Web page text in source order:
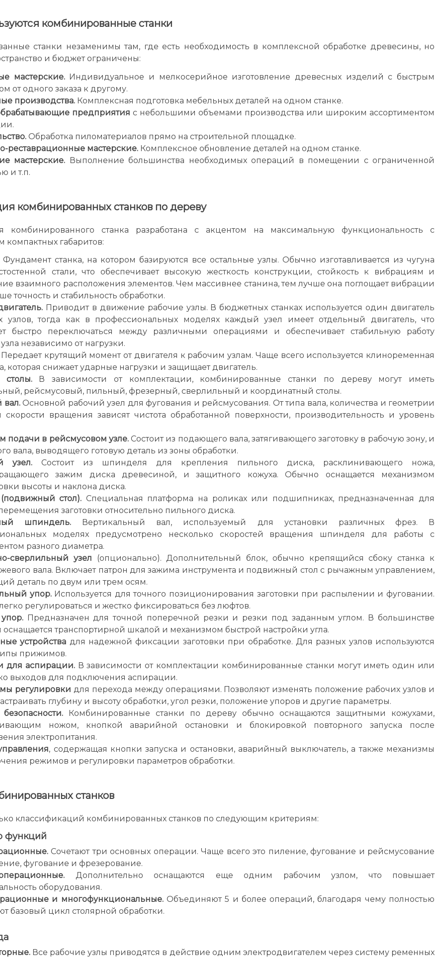
комбинированные станки
станки незаменимы там, где есть необходимость в комплексной обработке древесины, но
и бюджет ограничены:
мастерские.Индивидуальное и мелкосерийное изготовление древесных изделий с быстрым
от одного заказа к другому.
производства. Комплексная подготовка мебельных деталей на одном станке.
предприятия с небольшими объемами производства или широким ассортиментом
Обработка пиломатериалов прямо на строительной площадке.
реставрационные мастерские. Комплексное обновление деталей на одном станке.
мастерские. Выполнение большинства необходимых операций в помещении с ограниченной
и т.п.
комбинированных станков по дереву
комбинированного станка разработана с акцентом на максимальную функциональность с
компактных габаритов:
Фундамент станка, на котором базируются все остальные узлы. Обычно изготавливается из чугуна
стали, что обеспечивает высокую жесткость конструкции, стойкость к вибрациям и
взаимного расположения элементов. Чем массивнее станина, тем лучше она поглощает вибрации
точность и стабильность обработки.
Приводит в движение рабочие узлы. В бюджетных станках используется один двигатель
узлов, тогда как в профессиональных моделях каждый узел имеет отдельный двигатель, что
быстро переключаться между различными операциями и обеспечивает стабильную работу
независимо от нагрузки.
Передает крутящий момент от двигателя к рабочим узлам. Чаще всего используется клиноременная
которая снижает ударные нагрузки и защищает двигатель.
столы.В зависимости от комплектации, комбинированные станки по дереву могут иметь
рейсмусовый, пильный, фрезерный, сверлильный и координатный столы.
вал.Основной рабочий узел для фугования и рейсмусования. От типа вала, количества и геометрии
вращения зависят чистота обработанной поверхности, производительность и уровень
подачи в рейсмусовом узле.Состоит из подающего вала, затягивающего заготовку в рабочую зону, и
вала, выводящего готовую деталь из зоны обработки.
узел. Состоит из шпинделя для крепления пильного диска, расклинивающего ножа,
зажим диска древесиной, и защитного кожуха. Обычно оснащается механизмом
высоты и наклона диска.
(подвижный стол). Специальная платформа на роликах или подшипниках, предназначенная для
заготовки относительно пильного диска.
шпиндель. Вертикальный вал, используемый для установки различных фрез. В
моделях предусмотрено несколько скоростей вращения шпинделя для работы с
разного диаметра.
сверлильный узел (опционально). Дополнительный блок, обычно крепящийся сбоку станка к
вала. Включает патрон для зажима инструмента и подвижный стол с рычажным управлением,
деталь по двум или трем осям.
упор.Используется для точного позиционирования заготовки при распылении и фуговании.
регулироваться и жестко фиксироваться без люфтов.
Предназначен для точной поперечной резки и резки под заданным углом. В большинстве
транспортирной шкалой и механизмом быстрой настройки угла.
устройства для надежной фиксации заготовки при обработке. Для разных узлов используются
прижимов.
для аспирации.В зависимости от комплектации комбинированные станки могут иметь один или
выходов для подключения аспирации.
регулировки для перехода между операциями. Позволяют изменять положение рабочих узлов и
глубину и высоту обработки, угол резки, положение упоров и другие параметры.
Комбинированные станки по дереву обычно оснащаются защитными кожухами,
ножом, кнопкой аварийной остановки и блокировкой повторного запуска после
электропитания.
, содержащая кнопки запуска и остановки, аварийный выключатель, а также механизмы
режимов и регулировки параметров обработки.
станков
классификаций комбинированных станков по следующим критериям:
функций
Сочетают три основных операции. Чаще всего это пиление, фугование и рейсмусование
фугование и фрезерование.
Дополнительно оснащаются еще одним рабочим узлом, что повышает
оборудования.
и многофункциональные.Объединяют 5 и более операций, благодаря чему полностью
базовый цикл столярной обработки.
Все рабочие узлы приводятся в действие одним электродвигателем через систему ременных